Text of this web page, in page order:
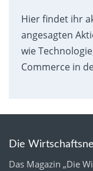
Hier findet ihr
angesagten
wie
Commerce in
Die
Das Magazin „Die